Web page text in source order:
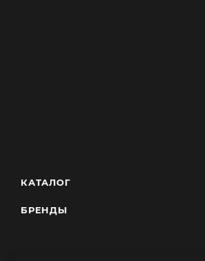
КАТАЛОГ
БРЕНДЫ